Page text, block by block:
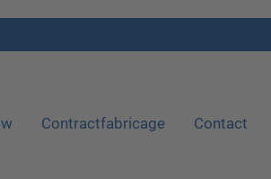
Contractfabricage Contact